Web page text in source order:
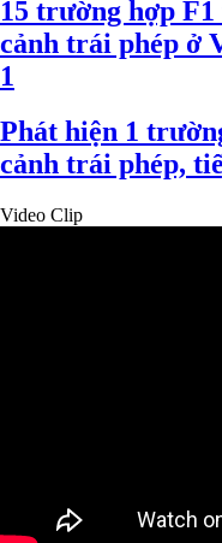
15 trường hợp
cảnh trái phép ở
1
Phát hiện 1
cảnh trái phép,
Video Clip